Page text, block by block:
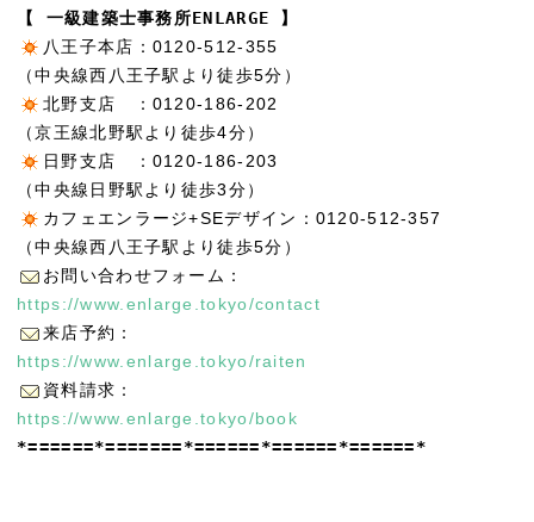
【 一級建築士事務所ENLARGE 】
八王子本店：0120-512-355
（中央線西八王子駅より徒歩5分）
北野支店 ：0120-186-202
（京王線北野駅より徒歩4分）
日野支店 ：0120-186-203
（中央線日野駅より徒歩3分）
カフェエンラージ+SEデザイン：0120-512-357
（中央線西八王子駅より徒歩5分）
お問い合わせフォーム：
https://www.enlarge.tokyo/contact
来店予約：
https://www.enlarge.tokyo/raiten
資料請求：
https://www.enlarge.tokyo/book
*======*=======*======*======*======*